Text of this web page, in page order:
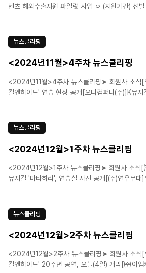
텐츠 해외수출지원 파일럿 사업 ㅇ (지원기간) 선
뉴스클리핑
<2024년11월>4주차 뉴스클리핑
<2024년11월>4주차 뉴스클리핑➤ 회원사 소식[
킬앤하이드' 연습 현장 공개[오디컴퍼니(주)]K뮤
슴 뛰는 상견례 사진 공개![..
뉴스클리핑
<2024년12월>1주차 뉴스클리핑
<2024년12월>1주차 뉴스클리핑➤ 회원사 소식[
뮤지컬 '마타하리', 연습실 사진 공개[(주)연우무대
념 공연 1차 티켓 오픈[CJ EN..
뉴스클리핑
<2024년12월>2주차 뉴스클리핑
<2024년12월>2주차 뉴스클리핑➤ 회원사 소식[
킬앤하이드' 20주년 공연, 오늘(4일) 개막[㈜이엠